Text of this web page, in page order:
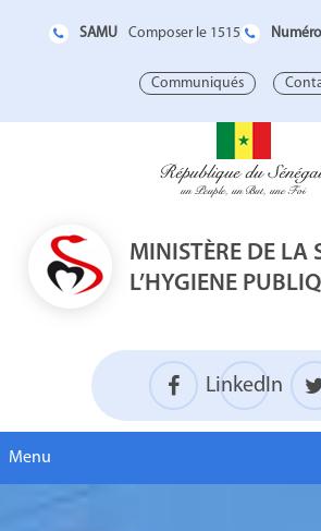
SAMU Composer le 1515
Communiqués
MINISTÈRE DE LA
L’HYGIENE
LinkedIn
Menu